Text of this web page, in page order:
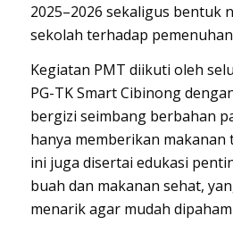
2025–2026 sekaligus bentuk
sekolah terhadap
Kegiatan PMT diikuti oleh
PG-TK Smart Cibinong
bergizi seimbang berbahan
hanya memberikan makanan
ini juga disertai edukasi
buah dan makanan sehat,
menarik agar mudah